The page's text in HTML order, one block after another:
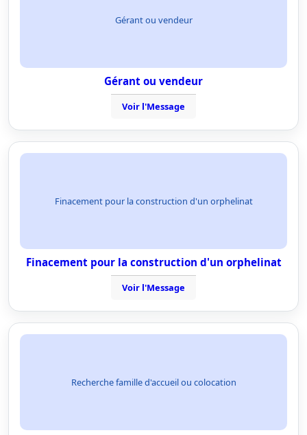
Gérant ou vendeur
Gérant ou vendeur
Voir l'Message
Finacement pour la construction d'un orphelinat
Finacement pour la construction d'un orphelinat
Voir l'Message
Recherche famille d'accueil ou colocation